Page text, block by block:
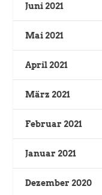
Juni 2021
Mai 2021
April 2021
März 2021
Februar 2021
Januar 2021
Dezember 2020